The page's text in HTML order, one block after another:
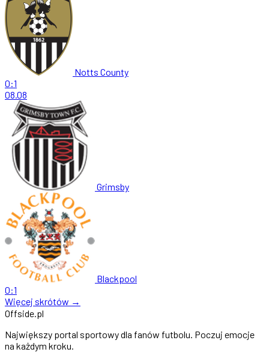
Notts County
0:1
08.08
Grimsby
Blackpool
0:1
Więcej skrótów →
Offside.pl
Największy portal sportowy dla fanów futbolu. Poczuj emocje
na każdym kroku.